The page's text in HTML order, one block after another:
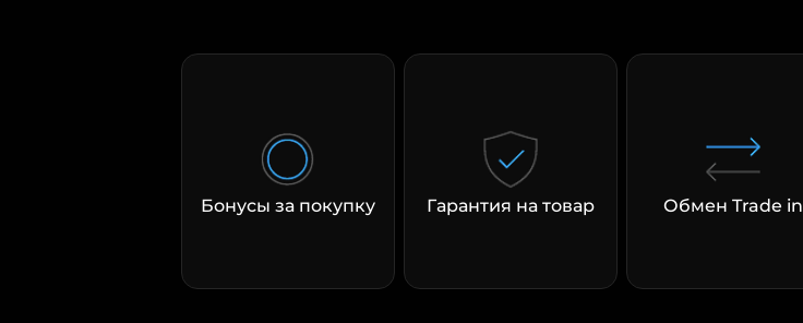
Бонусы за покупку Гарантия на товар Обмен Trade in